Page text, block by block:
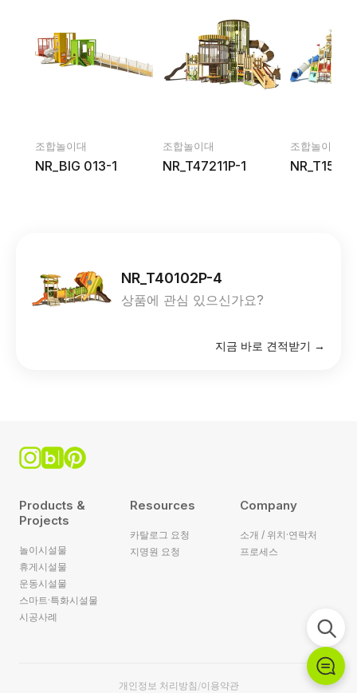
조합놀이대
NR_BIG 013-1
조합놀이대
NR_T47211P-1
조합놀이대
NR_T40102P-4
상품에 관심 있으신가요?
지금 바로 견적받기 →
Products &
Projects
놀이시설물
휴게시설물
운동시설물
스마트·특화시설물
시공사례
Resources
카탈로그 요청
지명원 요청
Company
소개 / 위치·연락처
프로세스
개인정보 처리방침 /이용약관